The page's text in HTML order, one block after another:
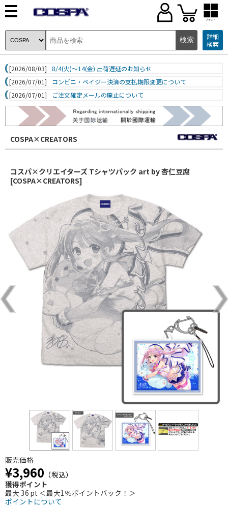
ブランド
詳細
検索
[2026/08/03]
8/4(火)～14(金) 出荷遅延のお知らせ
[2026/07/01]
コンビニ・ペイジー決済の支払期限変更について
[2026/07/01]
ご注文確定メールの廃止について
COSPA×CREATORS
コスパ×クリエイターズ Tシャツパック art by 杏仁豆腐
[COSPA×CREATORS]
販売価格
¥3,960 （税込）
獲得ポイント
最大 36 pt ＜最大1％ポイントバック！＞
ポイントについて